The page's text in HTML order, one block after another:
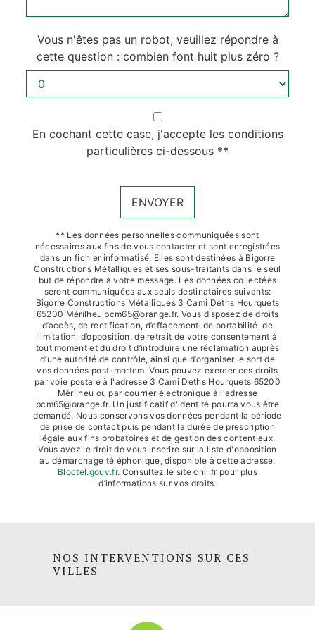
Vous n'êtes pas un robot, veuillez répondre à
cette question : combien font huit plus zéro ?
En cochant cette case, j'accepte les conditions
particulières ci-dessous **
ENVOYER
** Les données personnelles communiquées sont
nécessaires aux fins de vous contacter et sont enregistrées
dans un fichier informatisé. Elles sont destinées à Bigorre
Constructions Métalliques et ses sous-traitants dans le seul
but de répondre à votre message. Les données collectées
seront communiquées aux seuls destinataires suivants:
Bigorre Constructions Métalliques 3 Cami Deths Hourquets
65200 Mérilheu bcm65@orange.fr. Vous disposez de droits
d’accès, de rectification, d’effacement, de portabilité, de
limitation, d’opposition, de retrait de votre consentement à
tout moment et du droit d’introduire une réclamation auprès
d’une autorité de contrôle, ainsi que d’organiser le sort de
vos données post-mortem. Vous pouvez exercer ces droits
par voie postale à l'adresse 3 Cami Deths Hourquets 65200
Mérilheu ou par courrier électronique à l'adresse
bcm65@orange.fr. Un justificatif d'identité pourra vous être
demandé. Nous conservons vos données pendant la période
de prise de contact puis pendant la durée de prescription
légale aux fins probatoires et de gestion des contentieux.
Vous avez le droit de vous inscrire sur la liste d'opposition
au démarchage téléphonique, disponible à cette adresse:
Bloctel.gouv.fr. Consultez le site cnil.fr pour plus
d’informations sur vos droits.
NOS INTERVENTIONS SUR CES
VILLES